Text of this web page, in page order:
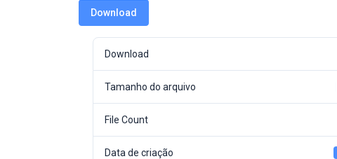
Download
Download
Tamanho do arquivo
File Count
Data de criação